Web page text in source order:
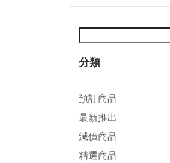
分類
預訂商品
最新推出
減價商品
精選商品